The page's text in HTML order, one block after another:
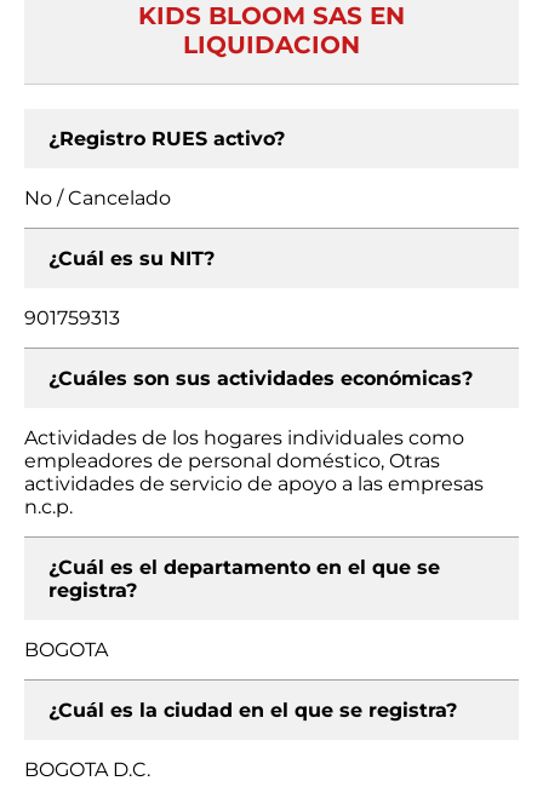
KIDS BLOOM SAS EN
LIQUIDACION
¿Registro RUES activo?
No / Cancelado
¿Cuál es su NIT?
901759313
¿Cuáles son sus actividades económicas?
Actividades de los hogares individuales como
empleadores de personal doméstico, Otras
actividades de servicio de apoyo a las empresas
n.c.p.
¿Cuál es el departamento en el que se
registra?
BOGOTA
¿Cuál es la ciudad en el que se registra?
BOGOTA D.C.